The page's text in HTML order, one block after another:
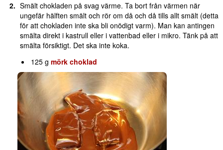
Smält chokladen på svag värme. Ta bort från värmen när
ungefär hälften smält och rör om då och då tills allt smält (detta
för att chokladen inte ska bli onödigt varm). Man kan antingen
smälta direkt i kastrull eller i vattenbad eller i mikro. Tänk på att
smälta försiktigt. Det ska inte koka.
125 gmörk choklad